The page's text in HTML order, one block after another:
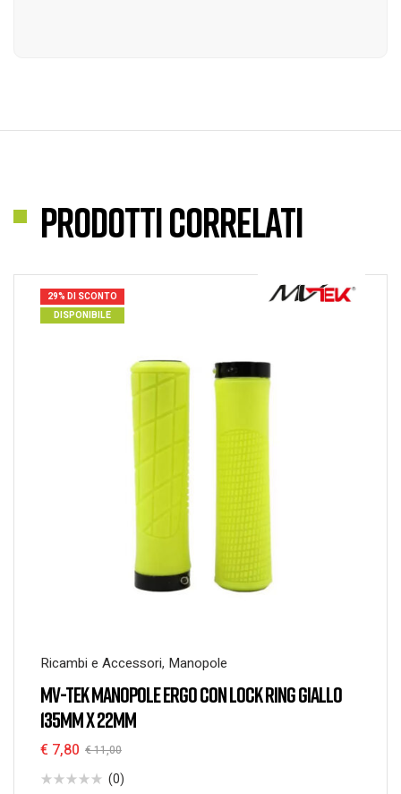
Prodotti correlati
29% DI SCONTO
DISPONIBILE
Ricambi e Accessori, Manopole
MV-TEK MANOPOLE ERGO CON LOCK RING GIALLO
135MM X 22MM
€11,00
€ 7,80
(0)